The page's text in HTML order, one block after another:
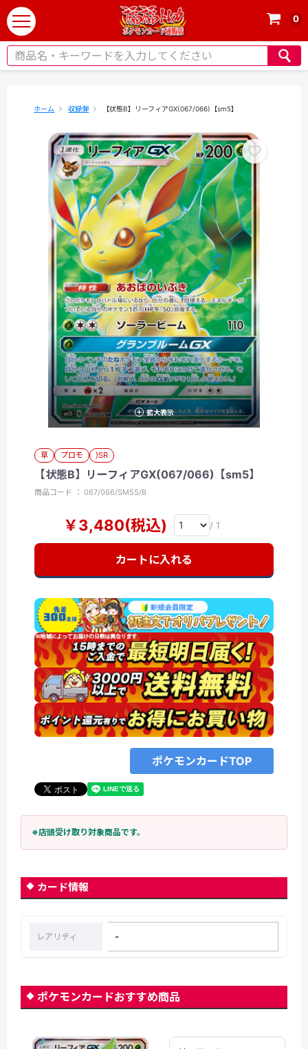
t
o
g
0
ホーム 収録弾 【状態B】リーフィアGX(067/066)【sm5】
拡大表示
草 プロモ }SR
【状態B】リーフィアGX(067/066)【sm5】
商品コード ： 067/066/SM5S/B
￥3,480(税込) / 1
カートに入れる
ポケモンカードTOP
※店頭受け取り対象商品です。
カード情報
レアリティ -
ポケモンカードおすすめ商品